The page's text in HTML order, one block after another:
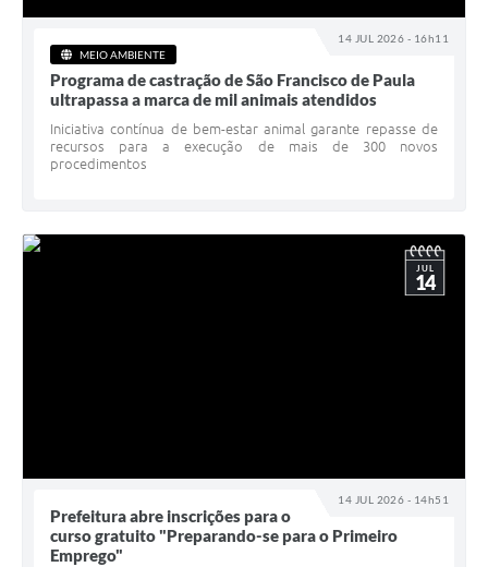
14 JUL 2026 - 16h11
MEIO AMBIENTE
Programa de castração de São Francisco de Paula
ultrapassa a marca de mil animais atendidos
Iniciativa contínua de bem-estar animal garante repasse de
recursos para a execução de mais de 300 novos
procedimentos
14 JUL 2026 - 14h51
JUL
14
Prefeitura abre inscrições para o
curso gratuito "Preparando-se para o Primeiro
Emprego"